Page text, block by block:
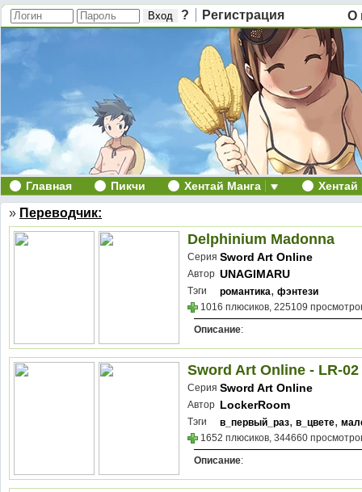
? Регистрация О
Главная Пикчи Хентай Манга
» Переводчик:
Delphinium Madonna
Серия Sword Art Online
Автор UNAGIMARU
Тэги романтика, фэнтези
1016 плюсиков, 225109
Описание:
Sword Art Online - LR-02
Серия Sword Art Online
Автор LockerRoom
Тэги в_первый_раз, в_цвете,
1652 плюсиков, 344660
Описание: